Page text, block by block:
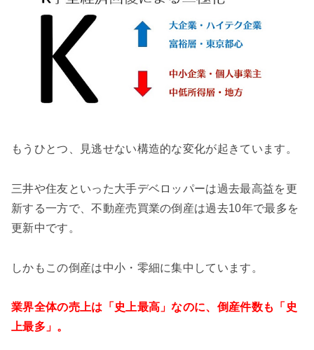
もうひとつ、見逃せない構造的な変化が起きています。
三井や住友といった大手デベロッパーは過去最高益を更
新する一方で、不動産売買業の倒産は過去10年で最多を
更新中です。
しかもこの倒産は中小・零細に集中しています。
業界全体の売上は「史上最高」なのに、倒産件数も「史
上最多」。